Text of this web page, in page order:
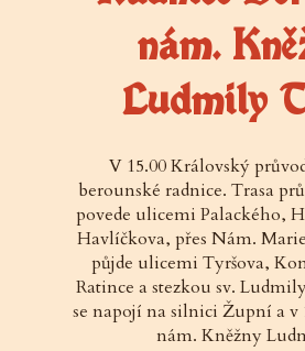
nám.
Ludmily
V 15.00 Královský
berounské radnice. Trasa
povede ulicemi Palackého,
Havlíčkova, přes Nám.
půjde ulicemi Tyršova,
Ratince a stezkou sv.
se napojí na silnici Župní a v
nám. Kněžny